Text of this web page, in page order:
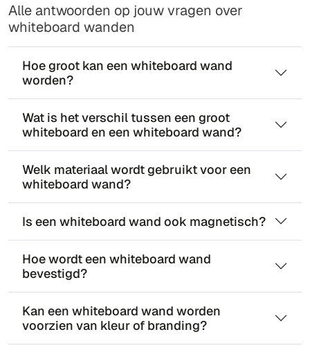
Alle antwoorden op jouw vragen over
whiteboard wanden
Hoe groot kan een whiteboard wand
worden?
Wat is het verschil tussen een groot
whiteboard en een whiteboard wand?
Welk materiaal wordt gebruikt voor een
whiteboard wand?
Is een whiteboard wand ook magnetisch?
Hoe wordt een whiteboard wand
bevestigd?
Kan een whiteboard wand worden
voorzien van kleur of branding?